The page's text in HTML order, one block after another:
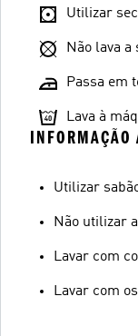
Utilizar
Não lava a
Passa em
Lava à
Utilizar
Não utilizar
Lavar com
Lavar com